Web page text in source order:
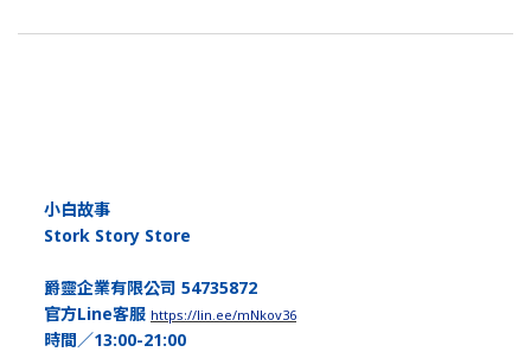
小白故事
Stork Story Store
爵靈企業有限公司 54735872
官方Line客服 https://lin.ee/mNkov36
時間／13:00-21:00